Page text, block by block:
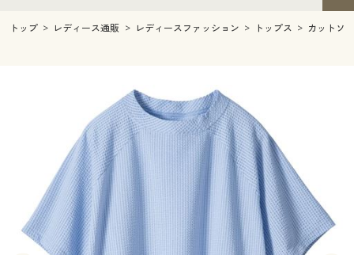
レディースファッション
インナー・下着通販すべて
ジュニア・ティーンズ下着
メンズ
メンズファッション
メンズ下着
家電・雑貨すべて
キッチン・雑貨・日用品
寝具・インテリア・家具
寝具・インテリア・家具通販すべて
家具・収納
寝具・ベッド
美容・健康
美容・健康通販すべて
美容・健康・サプリメント
制服・スクール
制服・スクールすべて
大きいサイズ
ジュニア・ティーンズ下着
キッチン・雑貨・日用品
寝具・インテリア・家具通販すべて
家具・収納
寝具・ベッド
カーテン・ラグ・ファブリック
美容・健康通販すべて
美容・健康・サプリメント
制服・スクール
制服・スクールすべて
制服・学生服
大きいサイズ
大きいサイズ通販すべて
バーゲン
トップ レディース通販 レディースファッション トップス カットソ